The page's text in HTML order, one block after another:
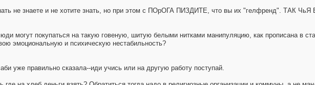
не знаете и не хотите знать, но при этом с ПОрОГА ПИЗДИТЕ, что вы их "гелфренд".
могут покупаться на такую говеную, шитую белыми нитками манипуляцию, как прописана в
эмоциональную и психическую нестабильность?
уже правильно сказала--иди учись или на другую работу поступай.